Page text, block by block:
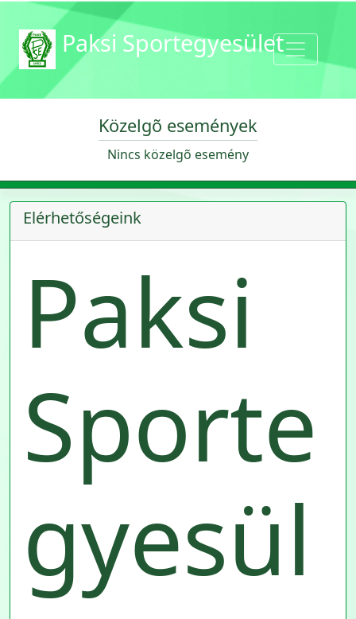
Paksi Sportegyesület
Közelgõ események
Nincs közelgõ esemény
Elérhetőségeink
Paksi
Sporte
gyesül